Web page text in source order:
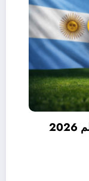
مواعيد مباريات الأرجنتين في كأس العالم 2026